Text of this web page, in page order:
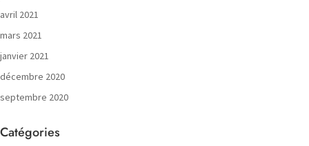
avril 2021
mars 2021
janvier 2021
décembre 2020
septembre 2020
Catégories